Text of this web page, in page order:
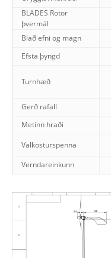
BLADES Rotor
þvermál
Blað efni og magn
Efsta þyngd
Turnhæð
Gerð rafall
Metinn hraði
Valkosturspenna
Verndareinkunn